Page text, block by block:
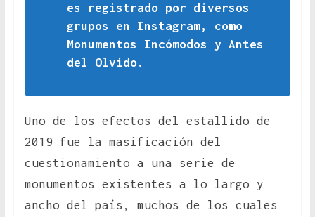
es registrado por diversos
grupos en Instagram, como
Monumentos Incómodos y Antes
del Olvido.
Uno de los efectos del estallido de
2019 fue la masificación del
cuestionamiento a una serie de
monumentos existentes a lo largo y
ancho del país, muchos de los cuales